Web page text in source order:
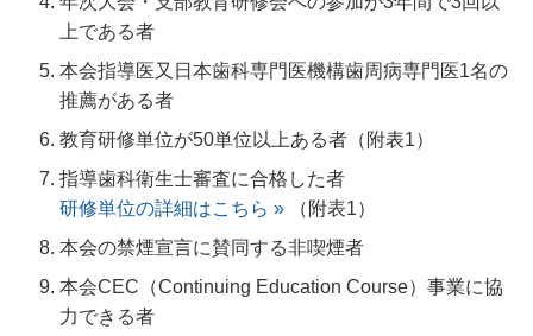
上である者
本会指導医又日本歯科専門医機構歯周病専門医1名の
推薦がある者
教育研修単位が50単位以上ある者（附表1）
指導歯科衛生士審査に合格した者
研修単位の詳細はこちら » （附表1）
本会の禁煙宣言に賛同する非喫煙者
本会CEC（Continuing Education Course）事業に協
力できる者